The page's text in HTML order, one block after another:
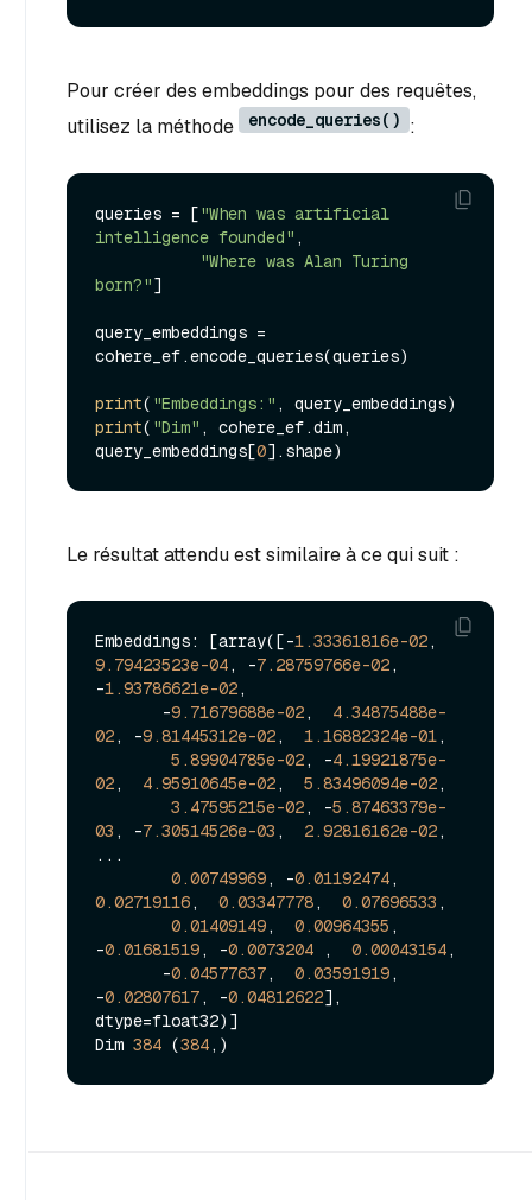
Pour créer des embeddings pour des requêtes,
utilisez la méthode
encode_queries() :
queries = ["When was artificial
intelligence founded" ,
"Where was Alan Turing
born?"]
query_embeddings =
cohere_ef.encode_queries(queries)
print( "Embeddings:"
print( "Dim" , cohere_ef.dim,
query_embeddings[0
Le résultat attendu est similaire à ce qui suit :
Embeddings: [array([-1.33361816e-02
,
9.79423523e-04, -7.28759766e-02,
-1.93786621e-02,
       -
9.71679688e-02, 4.34875488e-
02, -9.81445312e-02, 1.16882324e-01,
5.89904785e-02, -4.19921875e-
02, 4.95910645e-02, 5.83496094e-02,
3.47595215e-02, -5.87463379e-
03 , -7.30514526e-03 , 2.92816162e-02,
...
0.00749969, -0.01192474
0.02719116, 0.03347778, 0.07696533 ,
0.01409149, 0.00964355 ,
-0.01681519, -0.0073204 , 0.00043154,
       -
0.04577637, 0.03591919,
-0.02807617, -0.04812622],
dtype=float32)]
Dim 384 (384